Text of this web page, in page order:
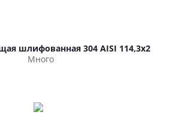
шлифованная 304 AISI 114,3х2
Много